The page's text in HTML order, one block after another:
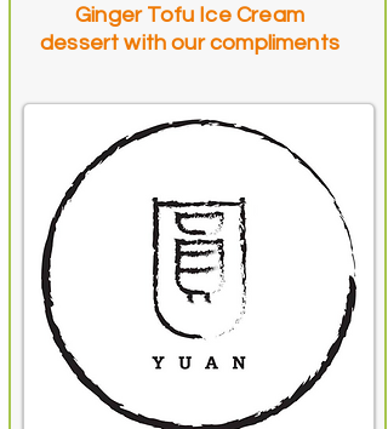
Ginger Tofu Ice Cream
dessert with our compliments